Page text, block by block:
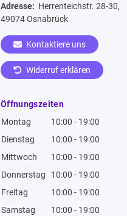
Adresse: Herrenteichstr. 28-30,
49074 Osnabrück
Kontaktiere uns
Widerruf erklären
Öffnungszeiten
Montag
10:00 - 19:00
Dienstag
10:00 - 19:00
Mittwoch
10:00 - 19:00
Donnerstag
10:00 - 19:00
Freitag
10:00 - 19:00
Samstag
10:00 - 19:00